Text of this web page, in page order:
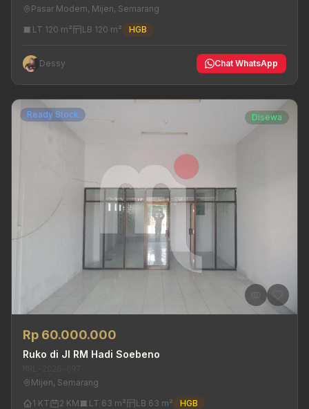
Pasar Modern, Mijen, Semarang
LT 120 m²
LB 120 m² HGB
Dessy Chat WhatsApp
Ready Stock Disewa
Rp 60.000.000
Ruko di Jl RM Hadi Soebeno
Mijen, Semarang
1 KT
2 KM LT 63 m² LB 63 m² HGB